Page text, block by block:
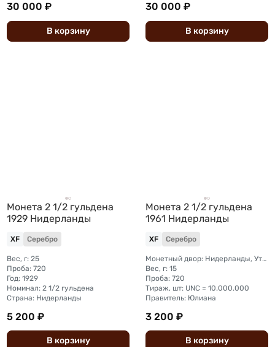
30 000 ₽
В корзину
30 000 ₽
В корзину
Монета 2 1/2 гульдена
1929 Нидерланды
XF Серебро
Вес, г: 25
Проба: 720
Год: 1929
Номинал: 2 1/2 гульдена
Страна: Нидерланды
5 200 ₽
В корзину
Монета 2 1/2 гульдена
1961 Нидерланды
XF Серебро
Монетный двор: Нидерланды, Утрехт
Вес, г: 15
Проба: 720
Тираж, шт: UNC = 10.000.000
Правитель: Юлиана
3 200 ₽
В корзину